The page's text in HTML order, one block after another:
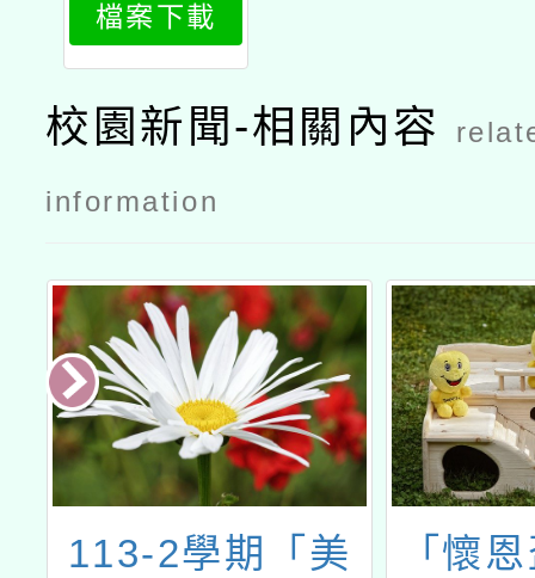
檔案下載
校園新聞-相關內容
information
113-2學期「美
「懷